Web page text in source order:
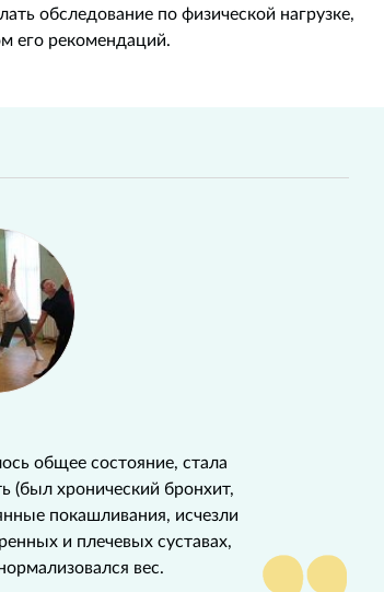
обследование по физической нагрузке,
его рекомендаций.
общее состояние, стала
(был хронический бронхит,
покашливания, исчезли
и плечевых суставах,
вес.